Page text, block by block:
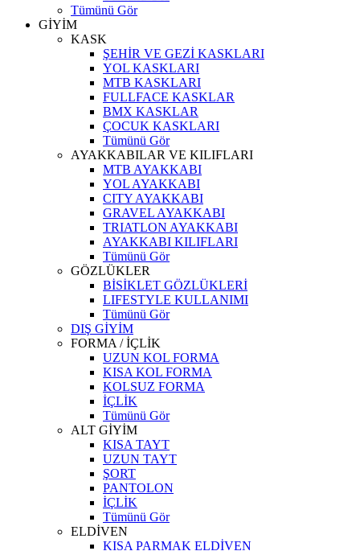
Tümünü Gör
GİYİM
KASK
ŞEHİR VE GEZİ KASKLARI
YOL KASKLARI
MTB KASKLARI
FULLFACE KASKLAR
BMX KASKLAR
ÇOCUK KASKLARI
Tümünü Gör
AYAKKABILAR VE KILIFLARI
MTB AYAKKABI
YOL AYAKKABI
CITY AYAKKABI
GRAVEL AYAKKABI
TRIATLON AYAKKABI
AYAKKABI KILIFLARI
Tümünü Gör
GÖZLÜKLER
BİSİKLET GÖZLÜKLERİ
LIFESTYLE KULLANIMI
Tümünü Gör
DIŞ GİYİM
FORMA / İÇLİK
UZUN KOL FORMA
KISA KOL FORMA
KOLSUZ FORMA
İÇLİK
Tümünü Gör
ALT GİYİM
KISA TAYT
UZUN TAYT
ŞORT
PANTOLON
İÇLİK
Tümünü Gör
ELDİVEN
KISA PARMAK ELDİVEN